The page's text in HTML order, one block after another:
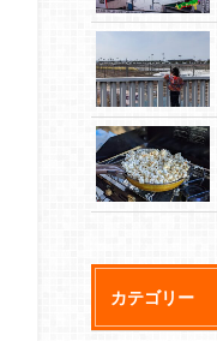
カテゴリー